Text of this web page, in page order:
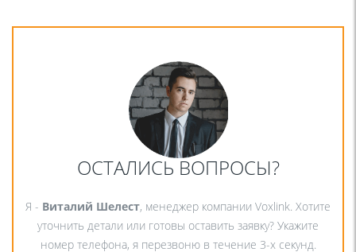
ОСТАЛИСЬ ВОПРОСЫ?
Я - Виталий Шелест, менеджер компании Voxlink. Хотите
уточнить детали или готовы оставить заявку? Укажите
номер телефона, я перезвоню в течение 3-х секунд.